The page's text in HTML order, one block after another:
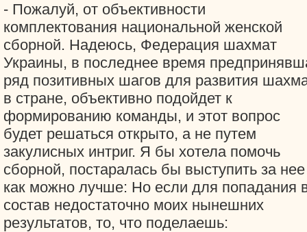
- Пожалуй, от объективности
комплектования национальной женской
сборной. Надеюсь, Федерация шахмат
Украины, в последнее время
ряд позитивных шагов для развития
в стране, объективно подойдет к
формированию команды, и этот вопрос
будет решаться открыто, а не путем
закулисных интриг. Я бы хотела помочь
сборной, постаралась бы выступить за нее
как можно лучше: Но если для попадания
состав недостаточно моих нынешних
результатов, то, что поделаешь: